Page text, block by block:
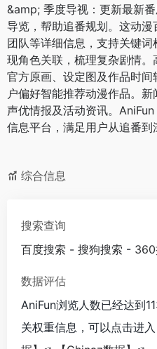
&amp; 季度导视：更新最新
导览，帮助追番规划。这动
团队等详细信息，支持关键
现角色关联，梳理复杂剧情
官方原画、设定图及作品时
户偏好智能推荐动漫作品。新
声优情报及活动资讯。
信息平台，满足用户从追番到
综合信息
搜索查询
百度搜索 - 搜狗搜索 - 360
数据评估
AniFun浏览人数已经达到
关权重信息，可以点击进入